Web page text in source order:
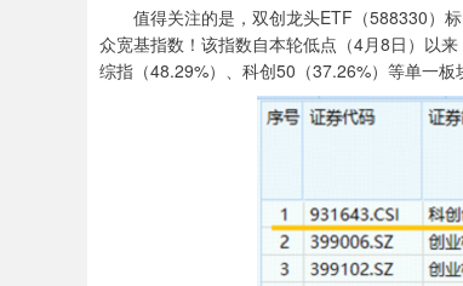
值得关注的是，双创龙头ETF（588330）标
众宽基指数！该指数自本轮低点（4月8日）以
综指（48.29%）、科创50（37.26%）等单一板